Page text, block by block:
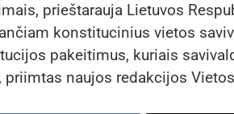
prieštarauja Lietuvos
konstitucinius vietos
pakeitimus, kuriais
priimtas naujos redakcijos